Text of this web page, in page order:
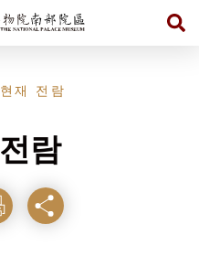
현재 전람
람
공유